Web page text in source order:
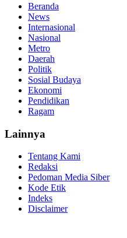
Beranda
News
Internasional
Nasional
Metro
Daerah
Politik
Sosial Budaya
Ekonomi
Pendidikan
Ragam
Lainnya
Tentang Kami
Redaksi
Pedoman Media Siber
Kode Etik
Indeks
Disclaimer